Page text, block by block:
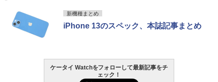
新機種まとめ
iPhone 13のスペック、本誌記事まとめ
ケータイ Watchをフォローして最新記事をチ
ェック！